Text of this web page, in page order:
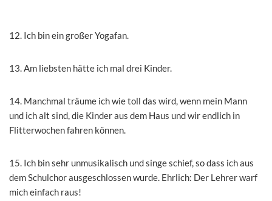
12. Ich bin ein großer Yogafan.
13. Am liebsten hätte ich mal drei Kinder.
14. Manchmal träume ich wie toll das wird, wenn mein Mann
und ich alt sind, die Kinder aus dem Haus und wir endlich in
Flitterwochen fahren können.
15. Ich bin sehr unmusikalisch und singe schief, so dass ich aus
dem Schulchor ausgeschlossen wurde. Ehrlich: Der Lehrer warf
mich einfach raus!